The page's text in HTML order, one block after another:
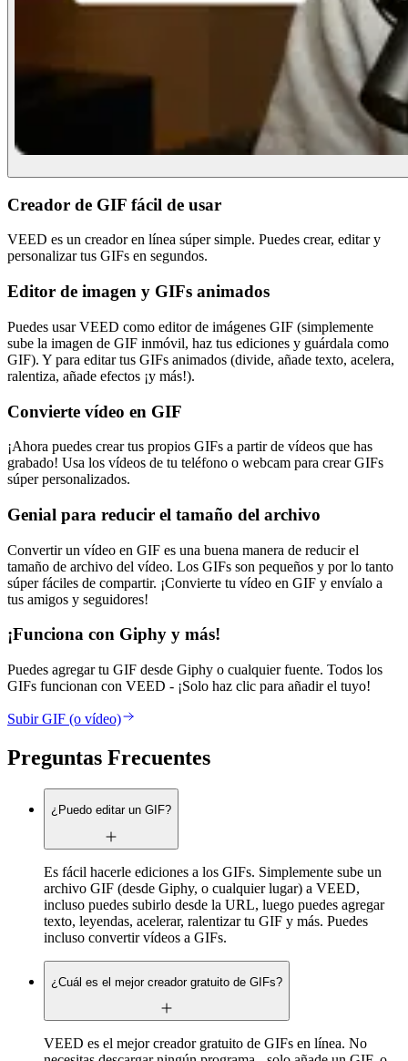
Creador de GIF fácil de usar
VEED es un creador en línea súper simple. Puedes crear, editar y
personalizar tus GIFs en segundos.
Editor de imagen y GIFs animados
Puedes usar VEED como editor de imágenes GIF (simplemente
sube la imagen de GIF inmóvil, haz tus ediciones y guárdala como
GIF). Y para editar tus GIFs animados (divide, añade texto, acelera,
ralentiza, añade efectos ¡y más!).
Convierte vídeo en GIF
¡Ahora puedes crear tus propios GIFs a partir de vídeos que has
grabado! Usa los vídeos de tu teléfono o webcam para crear GIFs
súper personalizados.
Genial para reducir el tamaño del archivo
Convertir un vídeo en GIF es una buena manera de reducir el
tamaño de archivo del vídeo. Los GIFs son pequeños y por lo tanto
súper fáciles de compartir. ¡Convierte tu vídeo en GIF y envíalo a
tus amigos y seguidores!
¡Funciona con Giphy y más!
Puedes agregar tu GIF desde Giphy o cualquier fuente. Todos los
GIFs funcionan con VEED - ¡Solo haz clic para añadir el tuyo!
Subir GIF (o vídeo)
Preguntas Frecuentes
¿Puedo editar un GIF?
Es fácil hacerle ediciones a los GIFs. Simplemente sube un
archivo GIF (desde Giphy, o cualquier lugar) a VEED,
incluso puedes subirlo desde la URL, luego puedes agregar
texto, leyendas, acelerar, ralentizar tu GIF y más. Puedes
incluso convertir vídeos a GIFs.
¿Cuál es el mejor creador gratuito de GIFs?
VEED es el mejor creador gratuito de GIFs en línea. No